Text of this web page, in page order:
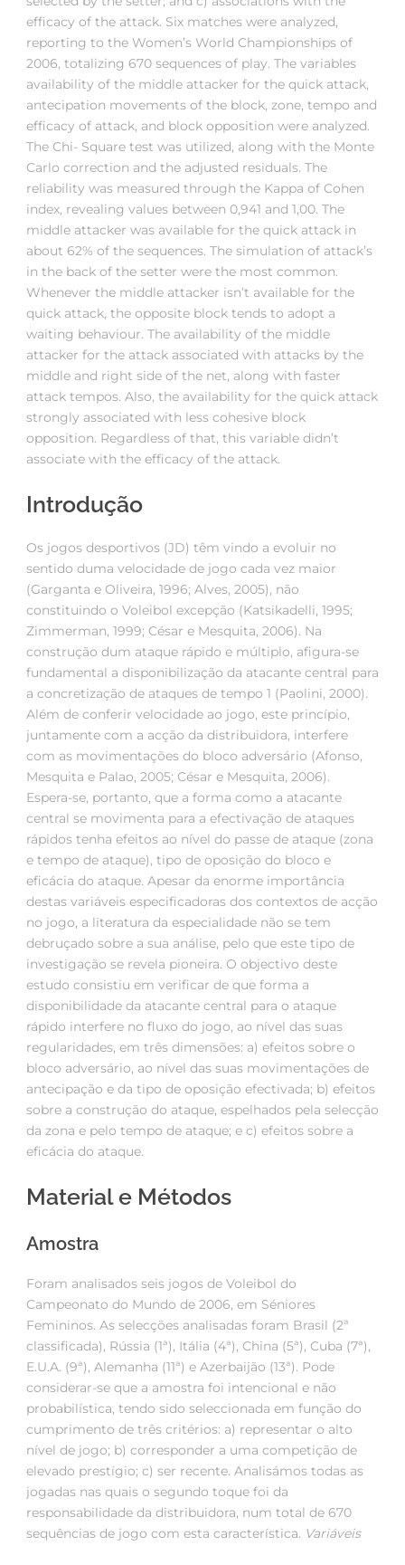
efficacy of the attack. Six matches were analyzed,
reporting to the Women’s World Championships of
2006, totalizing 670 sequences of play. The variables
availability of the middle attacker for the quick attack,
antecipation movements of the block, zone, tempo and
efficacy of attack, and block opposition were analyzed.
The Chi- Square test was utilized, along with the Monte
Carlo correction and the adjusted residuals. The
reliability was measured through the Kappa of Cohen
index, revealing values between 0,941 and 1,00. The
middle attacker was available for the quick attack in
about 62% of the sequences. The simulation of attack’s
in the back of the setter were the most common.
Whenever the middle attacker isn’t available for the
quick attack, the opposite block tends to adopt a
waiting behaviour. The availability of the middle
attacker for the attack associated with attacks by the
middle and right side of the net, along with faster
attack tempos. Also, the availability for the quick attack
strongly associated with less cohesive block
opposition. Regardless of that, this variable didn’t
associate with the efficacy of the attack.
Introdução
Os jogos desportivos (JD) têm vindo a evoluir no
sentido duma velocidade de jogo cada vez maior
(Garganta e Oliveira, 1996; Alves, 2005), não
constituindo o Voleibol excepção (Katsikadelli, 1995;
Zimmerman, 1999; César e Mesquita, 2006). Na
construção dum ataque rápido e múltiplo, afigura-se
fundamental a disponibilização da atacante central para
a concretização de ataques de tempo 1 (Paolini, 2000).
Além de conferir velocidade ao jogo, este princípio,
juntamente com a acção da distribuidora, interfere
com as movimentações do bloco adversário (Afonso,
Mesquita e Palao, 2005; César e Mesquita, 2006).
Espera-se, portanto, que a forma como a atacante
central se movimenta para a efectivação de ataques
rápidos tenha efeitos ao nível do passe de ataque (zona
e tempo de ataque), tipo de oposição do bloco e
eficácia do ataque. Apesar da enorme importância
destas variáveis especificadoras dos contextos de acção
no jogo, a literatura da especialidade não se tem
debruçado sobre a sua análise, pelo que este tipo de
investigação se revela pioneira. O objectivo deste
estudo consistiu em verificar de que forma a
disponibilidade da atacante central para o ataque
rápido interfere no fluxo do jogo, ao nível das suas
regularidades, em três dimensões: a) efeitos sobre o
bloco adversário, ao nível das suas movimentações de
antecipação e da tipo de oposição efectivada; b) efeitos
sobre a construção do ataque, espelhados pela selecção
da zona e pelo tempo de ataque; e c) efeitos sobre a
eficácia do ataque.
Material e Métodos
Amostra
Foram analisados seis jogos de Voleibol do
Campeonato do Mundo de 2006, em Séniores
Femininos. As selecções analisadas foram Brasil (2ª
classificada), Rússia (1ª), Itália (4ª), China (5ª), Cuba (7ª),
E.U.A. (9ª), Alemanha (11ª) e Azerbaijão (13ª). Pode
considerar-se que a amostra foi intencional e não
probabilística, tendo sido seleccionada em função do
cumprimento de três critérios: a) representar o alto
nível de jogo; b) corresponder a uma competição de
elevado prestígio; c) ser recente. Analisámos todas as
jogadas nas quais o segundo toque foi da
responsabilidade da distribuidora, num total de 670
sequências de jogo com esta característica. Variáveis